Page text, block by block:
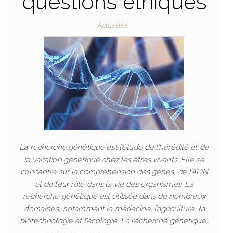
Actualités
La recherche génétique est l’étude de l’hérédité et de
la variation génétique chez les êtres vivants. Elle se
concentre sur la compréhension des gènes, de l’ADN
et de leur rôle dans la vie des organismes. La
recherche génétique est utilisée dans de nombreux
domaines, notamment la médecine, l’agriculture, la
biotechnologie et l’écologie. La recherche génétique…